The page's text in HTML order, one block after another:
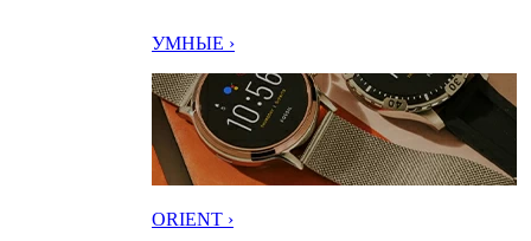
УМНЫЕ ›
ORIENT ›